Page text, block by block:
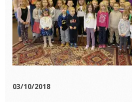
03/10/2018